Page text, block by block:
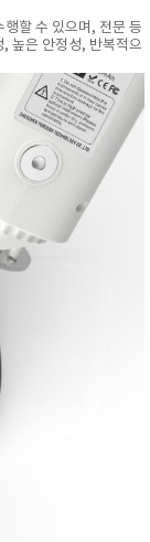
할 수 있으며, 전문 등
높은 안정성, 반복적으